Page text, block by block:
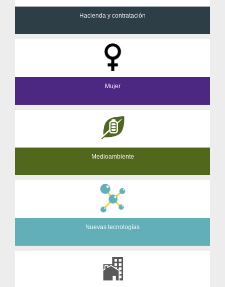
Hacienda y contratación
Mujer
Medioambiente
Nuevas tecnologías